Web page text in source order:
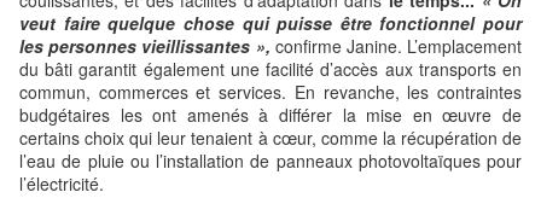
veut faire quelque chose qui puisse être fonctionnel pour
les personnes vieillissantes », confirme Janine. L’emplacement
du bâti garantit également une facilité d’accès aux transports en
commun, commerces et services. En revanche, les contraintes
budgétaires les ont amenés à différer la mise en œuvre de
certains choix qui leur tenaient à cœur, comme la récupération de
l’eau de pluie ou l’installation de panneaux photovoltaïques pour
l’électricité.